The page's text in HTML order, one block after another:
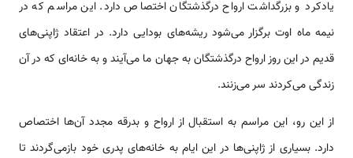
یادکرد و بزرگداشت ارواح درگذشتگان اختصاص دارد. این مراسم که در
نیمه ماه اوت برگزار می‌شود ریشه‌های بودایی دارد. در اعتقاد ژاپنی‌های
قدیم در این روز ارواح درگذشتگان به جهان ما می‌آیند و به خانه‌ای که در آن
زندگی می‌کردند سر می‌زنند.
از این رو، این مراسم به استقبال از ارواح و بدرقه مجدد آن‌ها اختصاص
دارد. بسیاری از ژاپنی‌ها در این ایام به خانه‌های پدری خود بازمی‌گردند تا